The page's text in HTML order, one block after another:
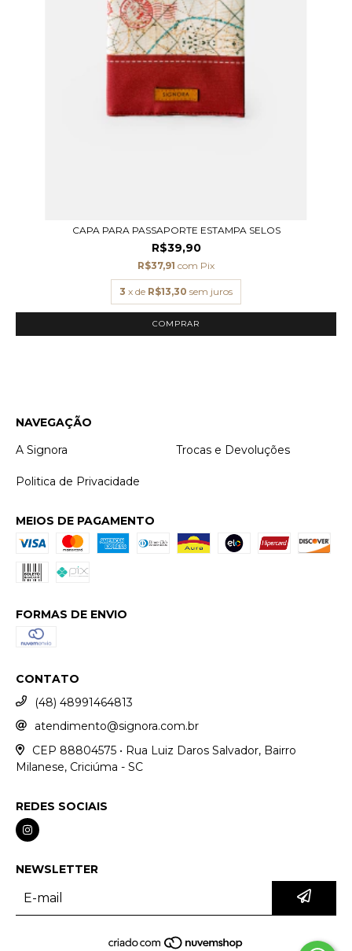
CAPA PARA PASSAPORTE ESTAMPA SELOS
R$39,90
R$37,91 com Pix
3 x de R$13,30 sem juros
COMPRAR
NAVEGAÇÃO
A Signora
Trocas e Devoluções
Politica de Privacidade
MEIOS DE PAGAMENTO
FORMAS DE ENVIO
CONTATO
(48) 48991464813
atendimento@signora.com.br
CEP 88804575 • Rua Luiz Daros Salvador, Bairro
Milanese, Criciúma - SC
REDES SOCIAIS
NEWSLETTER